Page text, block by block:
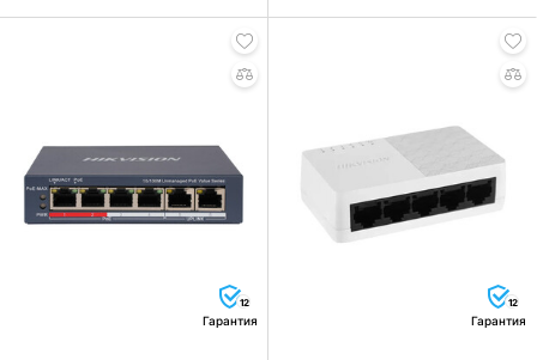
12
Гарантия
12
Гарантия